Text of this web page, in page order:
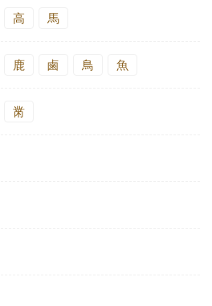
高 馬
鹿 鹵 鳥 魚
黹